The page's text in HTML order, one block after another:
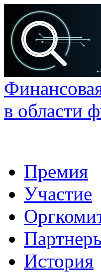
в области
Премия
Участие
История